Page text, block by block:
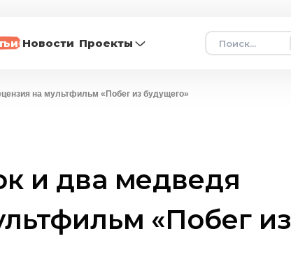
Новости Проекты Поиск
на мультфильм «Побег из будущего»
и два медведя
«Побег из